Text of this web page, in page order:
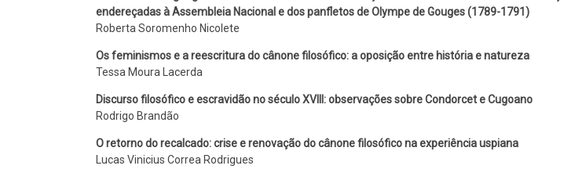
endereçadas à Assembleia Nacional e dos panfletos de Olympe de Gouges (1789-1791)
Roberta Soromenho Nicolete
Os feminismos e a reescritura do cânone filosófico: a oposição entre história e natureza
Tessa Moura Lacerda
Discurso filosófico e escravidão no século XVIII: observações sobre Condorcet e Cugoano
Rodrigo Brandão
O retorno do recalcado: crise e renovação do cânone filosófico na experiência uspiana
Lucas Vinicius Correa Rodrigues